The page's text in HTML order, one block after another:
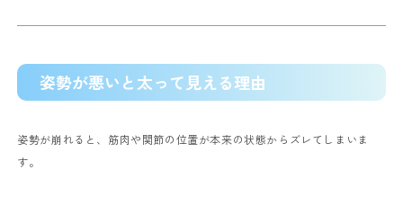
姿勢が悪いと太って見える理由
姿勢が崩れると、筋肉や関節の位置が本来の状態からズレてしまいま
す。